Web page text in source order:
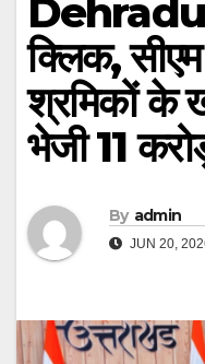
क्लिक,
श्रमिकों के
भेजी 11
By admin
JUN 20,